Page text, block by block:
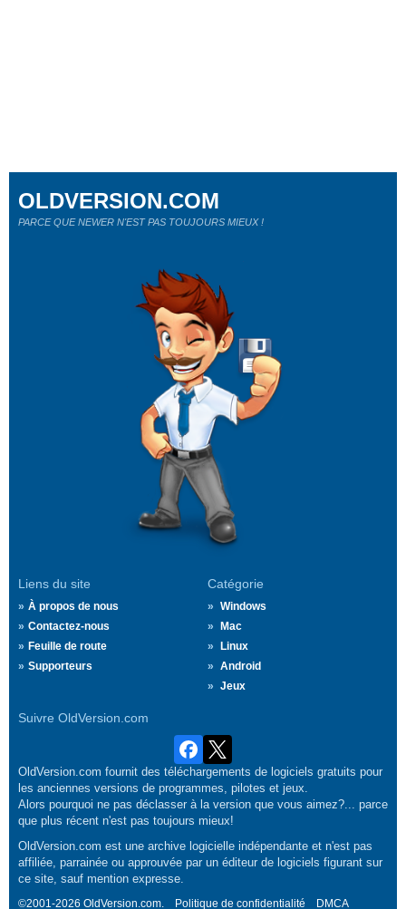
Liens du site
À propos de nous
Contactez-nous
Feuille de route
Supporteurs
Catégorie
Windows
Mac
Linux
Android
Jeux
Suivre OldVersion.com
OLDVERSION.COM
PARCE QUE NEWER N'EST PAS TOUJOURS MIEUX !
OldVersion.com fournit des téléchargements de logiciels gratuits pour
les anciennes versions de programmes, pilotes et jeux.
Alors pourquoi ne pas déclasser à la version que vous aimez?... parce
que plus récent n'est pas toujours mieux!
OldVersion.com est une archive logicielle indépendante et n'est pas
affiliée, parrainée ou approuvée par un éditeur de logiciels figurant sur
ce site, sauf mention expresse.
©2001-2026 OldVersion.com. Politique de confidentialité DMCA